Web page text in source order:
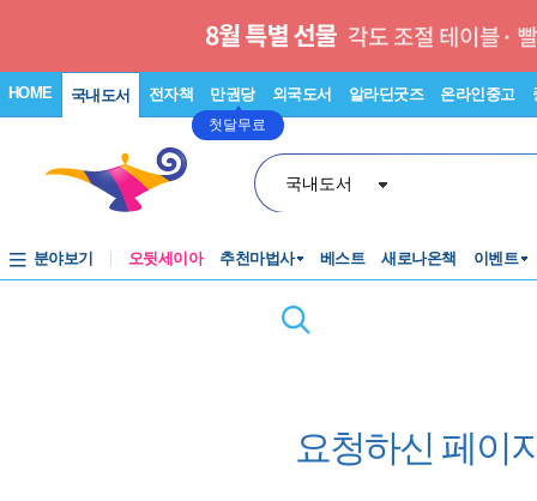
HOME 국내도서 전자책 만권당
첫달무료
외국도서 알라딘굿즈 온라인중고
국내도서
분야보기 오뒷세이아 추천마법사 베스트 새로나온책 이벤트
요청하신 페이